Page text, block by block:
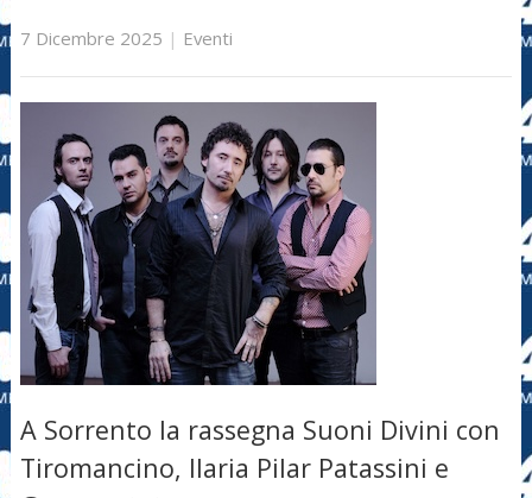
7 Dicembre 2025 | Eventi
A Sorrento la rassegna Suoni Divini con
Tiromancino, Ilaria Pilar Patassini e